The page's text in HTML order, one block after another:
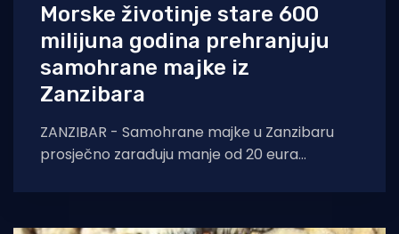
Morske životinje stare 600
milijuna godina prehranjuju
samohrane majke iz
Zanzibara
ZANZIBAR - Samohrane majke u Zanzibaru
prosječno zarađuju manje od 20 eura
prehraniti djecu. Srećom,